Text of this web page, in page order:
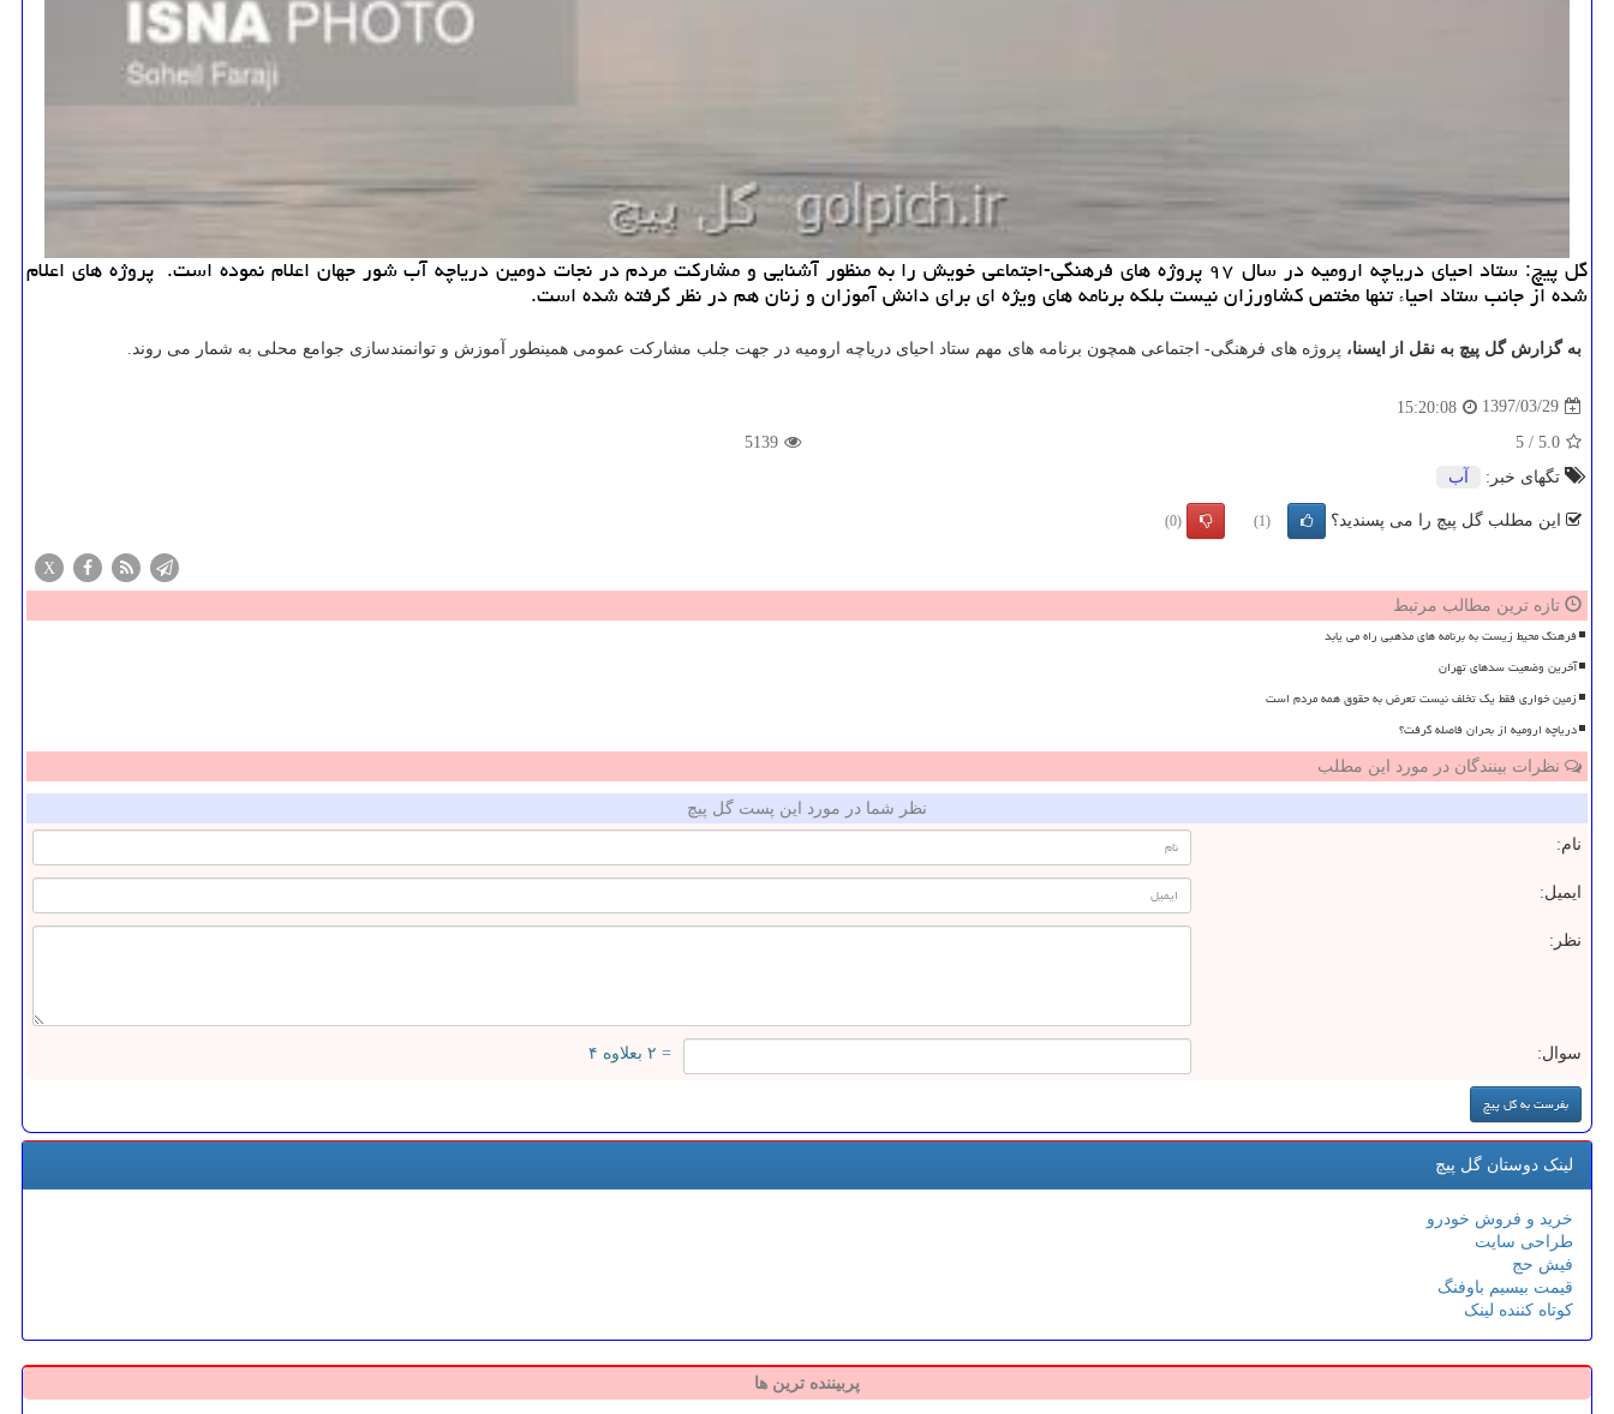
گل پیچ: ستاد احیای دریاچه ارومیه در سال ۹۷ پروژه های فرهنگی-اجتماعی خویش را به منظور آشنایی و مشاركت مردم در نجات دومین دریاچه آب شور جهان اعلام نموده است. پروژه های اعلام
شده از جانب ستاد احیاء تنها مختص كشاورزان نیست بلكه برنامه های ویژه ای برای دانش آموزان و زنان هم در نظر گرفته شده است.
به گزارش گل پیچ به نقل از ایسنا، پروژه های فرهنگی- اجتماعی همچون برنامه های مهم ستاد احیای دریاچه ارومیه در جهت جلب مشاركت عمومی همینطور آموزش و توانمندسازی جوامع محلی به شمار می روند.
1397/03/29
15:20:08
5.0
/
5
5139
تگهای خبر:
آب
این مطلب گل پیچ را می پسندید؟ (1)
(0)
X
تازه ترین مطالب مرتبط
فرهنگ محیط زیست به برنامه های مذهبی راه می یابد
آخرین وضعیت سدهای تهران
زمین خواری فقط یک تخلف نیست تعرض به حقوق همه مردم است
دریاچه ارومیه از بحران فاصله گرفت؟
نظرات بینندگان در مورد این مطلب
نظر شما در مورد این پست گل پیچ
نام:
ایمیل:
نظر:
سوال: = ۲ بعلاوه ۴
لینک دوستان گل پیچ
خرید و فروش خودرو
طراحی سایت
فیش حج
قیمت بیسیم باوفنگ
کوتاه کننده لینک
پربیننده ترین ها